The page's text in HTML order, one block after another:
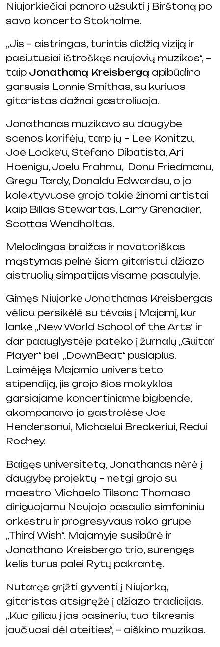
Niujorkiečiai panoro užsukti į Birštoną po
savo koncerto Stokholme.
„Jis – aistringas, turintis didžią viziją ir
pasiutusiai ištroškęs naujovių muzikas“, –
taip Jonathaną Kreisbergą apibūdino
garsusis Lonnie Smithas, su kuriuos
gitaristas dažnai gastroliuoja.
Jonathanas muzikavo su daugybe
scenos korifėjų, tarp jų – Lee Konitzu,
Joe Locke‘u, Stefano Dibatista, Ari
Hoenigu, Joelu Frahmu, Donu Friedmanu,
Gregu Tardy, Donaldu Edwardsu, o jo
kolektyvuose grojo tokie žinomi artistai
kaip Billas Stewartas, Larry Grenadier,
Scottas Wendholtas.
Melodingas braižas ir novatoriškas
mąstymas pelnė šiam gitaristui džiazo
aistruolių simpatijas visame pasaulyje.
Gimęs Niujorke Jonathanas Kreisbergas
vėliau persikėlė su tėvais į Majamį, kur
lankė „New World School of the Arts“ ir
dar paauglystėje pateko į žurnalų „Guitar
Player“ bei „DownBeat“ puslapius.
Laimėjęs Majamio universiteto
stipendiją, jis grojo šios mokyklos
garsiajame koncertiniame bigbende,
akompanavo jo gastrolėse Joe
Hendersonui, Michaelui Breckeriui, Redui
Rodney.
Baigęs universitetą, Jonathanas nėrė į
daugybę projektų – netgi grojo su
maestro Michaelo Tilsono Thomaso
diriguojamu Naujojo pasaulio simfoniniu
orkestru ir progresyvaus roko grupe
„Third Wish“. Majamyje susibūrė ir
Jonathano Kreisbergo trio, surengęs
kelis turus palei Rytų pakrantę.
Nutaręs grįžti gyventi į Niujorką,
gitaristas atsigręžė į džiazo tradicijas.
„Kuo giliau į jas pasineriu, tuo tikresnis
jaučiuosi dėl ateities“, – aiškino muzikas.